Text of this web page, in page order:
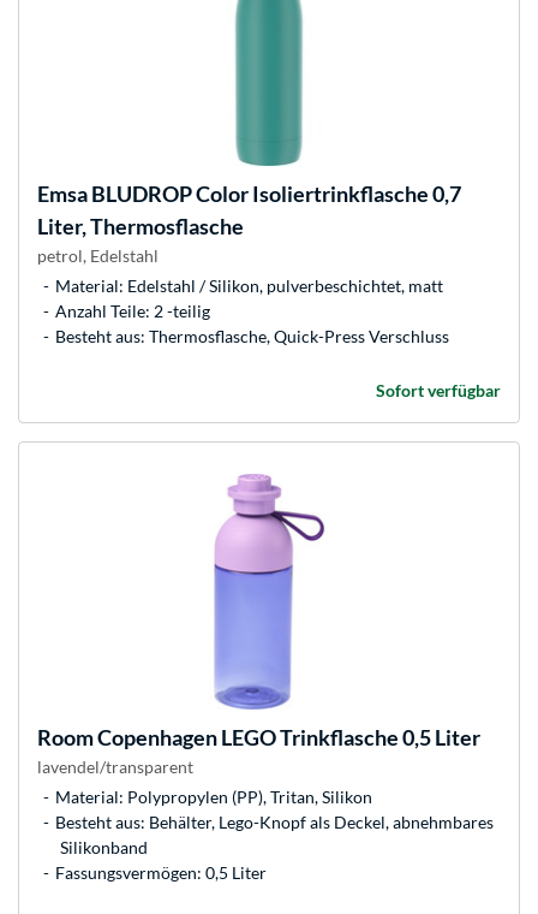
EmsaBLUDROP Color Isoliertrinkflasche 0,7
Liter, Thermosflasche
petrol, Edelstahl
Material: Edelstahl / Silikon, pulverbeschichtet, matt
Anzahl Teile: 2 -teilig
Besteht aus: Thermosflasche, Quick-Press Verschluss
Sofort verfügbar
Room CopenhagenLEGO Trinkflasche 0,5 Liter
lavendel/transparent
Material: Polypropylen (PP), Tritan, Silikon
Besteht aus: Behälter, Lego-Knopf als Deckel, abnehmbares
Silikonband
Fassungsvermögen: 0,5 Liter